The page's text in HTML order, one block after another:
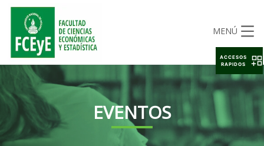
MENÚ
EVENTOS
ACCESOS
RAPIDOS